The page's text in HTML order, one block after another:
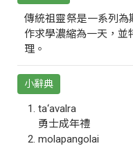
傳統祖靈祭是一系列
作求學濃縮為一天，並
理。
小辭典
ta‘avalra
勇士成年禮
molapangolai